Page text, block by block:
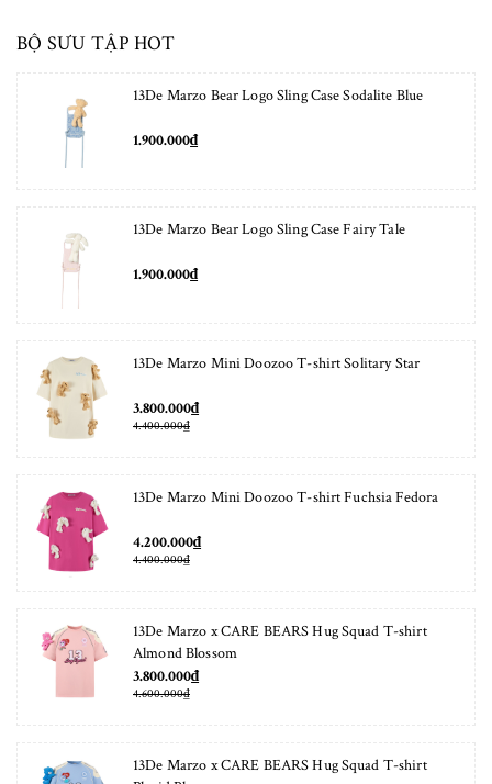
BỘ SƯU TẬP HOT
13De Marzo Bear Logo Sling Case Sodalite Blue
1.900.000₫
13De Marzo Bear Logo Sling Case Fairy Tale
1.900.000₫
13De Marzo Mini Doozoo T-shirt Solitary Star
3.800.000₫
4.400.000₫
13De Marzo Mini Doozoo T-shirt Fuchsia Fedora
4.200.000₫
4.400.000₫
13De Marzo x CARE BEARS Hug Squad T-shirt
Almond Blossom
3.800.000₫
4.600.000₫
13De Marzo x CARE BEARS Hug Squad T-shirt